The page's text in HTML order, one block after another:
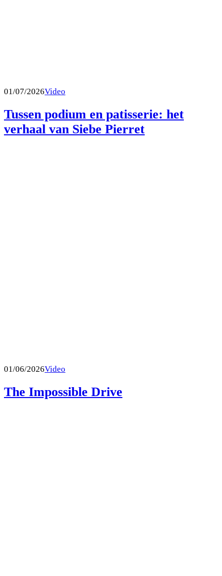
01/07/2026Video
Tussen podium en patisserie: het
verhaal van Siebe Pierret
01/06/2026Video
The Impossible Drive